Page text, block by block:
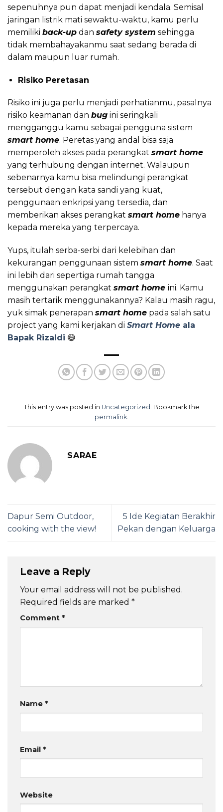
sepenuhnya pun dapat menjadi kendala. Semisal
jaringan listrik mati sewaktu-waktu, kamu perlu
memiliki back-up dan safety system sehingga
tidak membahayakanmu saat sedang berada di
dalam maupun luar rumah.
Risiko Peretasan
Risiko ini juga perlu menjadi perhatianmu, pasalnya
risiko keamanan dan bug ini seringkali
mengganggu kamu sebagai pengguna sistem
smart home. Peretas yang andal bisa saja
memperoleh akses pada perangkat smart home
yang terhubung dengan internet. Walaupun
sebenarnya kamu bisa melindungi perangkat
tersebut dengan kata sandi yang kuat,
penggunaan enkripsi yang tersedia, dan
memberikan akses perangkat smart home hanya
kepada mereka yang terpercaya.
Yups, itulah serba-serbi dari kelebihan dan
kekurangan penggunaan sistem smart home. Saat
ini lebih dari sepertiga rumah tangga
menggunakan perangkat smart home ini. Kamu
masih tertarik menggunakannya? Kalau masih ragu,
yuk simak penerapan smart home pada salah satu
project yang kami kerjakan di Smart Home ala
Bapak Rizaldi 😄
This entry was posted in Uncategorized . Bookmark the
permalink.
SARAE
Dapur Semi Outdoor,
cooking with the view!
5 Ide Kegiatan Berakhir
Pekan dengan Keluarga
Leave a Reply
Your email address will not be published.
Required fields are marked *
Comment *
Name *
Email *
Website